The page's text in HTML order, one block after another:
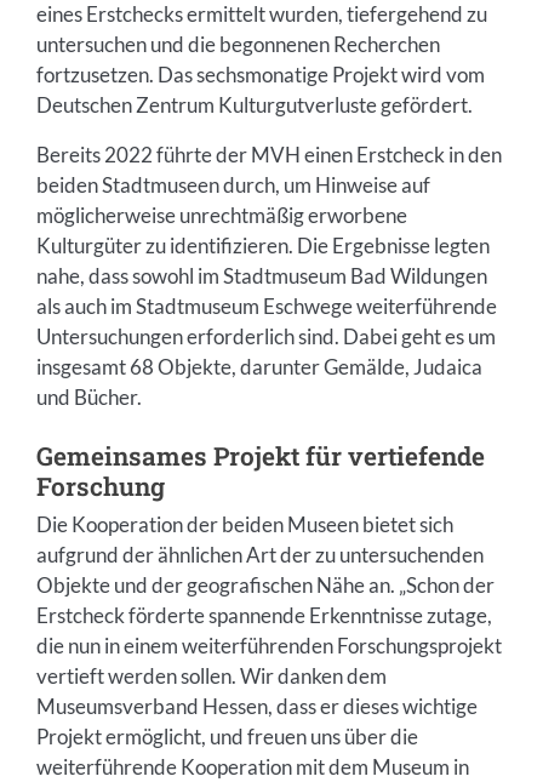
eines Erstchecks ermittelt wurden, tiefergehend zu
untersuchen und die begonnenen Recherchen
fortzusetzen. Das sechsmonatige Projekt wird vom
Deutschen Zentrum Kulturgutverluste gefördert.
Bereits 2022 führte der MVH einen Erstcheck in den
beiden Stadtmuseen durch, um Hinweise auf
möglicherweise unrechtmäßig erworbene
Kulturgüter zu identifizieren. Die Ergebnisse legten
nahe, dass sowohl im Stadtmuseum Bad Wildungen
als auch im Stadtmuseum Eschwege weiterführende
Untersuchungen erforderlich sind. Dabei geht es um
insgesamt 68 Objekte, darunter Gemälde, Judaica
und Bücher.
Gemeinsames Projekt für vertiefende
Forschung
Die Kooperation der beiden Museen bietet sich
aufgrund der ähnlichen Art der zu untersuchenden
Objekte und der geografischen Nähe an. „Schon der
Erstcheck förderte spannende Erkenntnisse zutage,
die nun in einem weiterführenden Forschungsprojekt
vertieft werden sollen. Wir danken dem
Museumsverband Hessen, dass er dieses wichtige
Projekt ermöglicht, und freuen uns über die
weiterführende Kooperation mit dem Museum in